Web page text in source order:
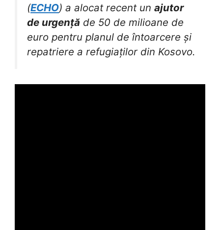
(ECHO) a alocat recent un ajutor
de urgență de 50 de milioane de
euro pentru planul de întoarcere și
repatriere a refugiaților din Kosovo.